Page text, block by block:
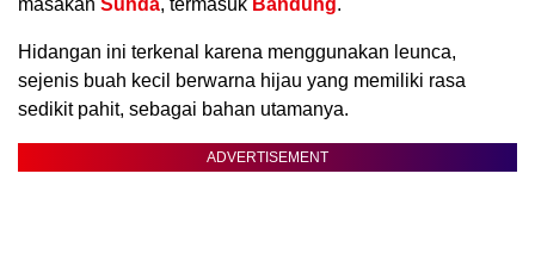
masakan Sunda, termasuk Bandung.
Hidangan ini terkenal karena menggunakan leunca,
sejenis buah kecil berwarna hijau yang memiliki rasa
sedikit pahit, sebagai bahan utamanya.
ADVERTISEMENT